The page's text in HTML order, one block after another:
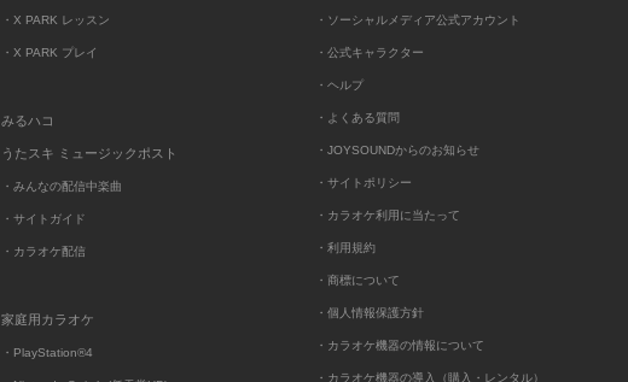
・X PARK レッスン
・X PARK プレイ
みるハコ
うたスキ ミュージックポスト
・みんなの配信中楽曲
・サイトガイド
・カラオケ配信
家庭用カラオケ
・PlayStation®4
・ソーシャルメディア公式アカウント
・公式キャラクター
・ヘルプ
・よくある質問
・JOYSOUNDからのお知らせ
・サイトポリシー
・カラオケ利用に当たって
・利用規約
・商標について
・個人情報保護方針
・カラオケ機器の情報について
・カラオケ機器の導入（購入・レンタル）